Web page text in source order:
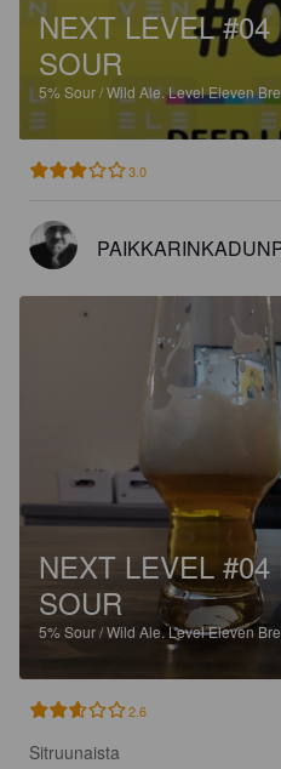
NEXT LEVEL
SOUR
5% Sour / Wild Ale.Level Eleven
3.0
NEXT LEVEL
SOUR
5%Sour / Wild Ale.Level Eleven
2.6
Sitruunaista